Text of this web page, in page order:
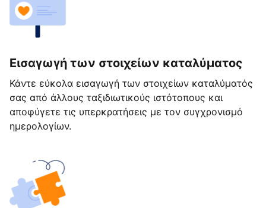
Εισαγωγή των στοιχείων καταλύματος
Κάντε εύκολα εισαγωγή των στοιχείων καταλύματός
σας από άλλους ταξιδιωτικούς ιστότοπους και
αποφύγετε τις υπερκρατήσεις με τον συγχρονισμό
ημερολογίων.